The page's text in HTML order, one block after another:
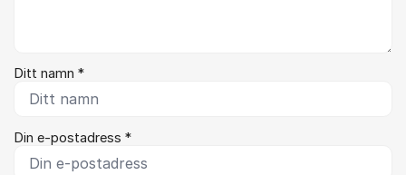
Ditt namn *
Din e-postadress *